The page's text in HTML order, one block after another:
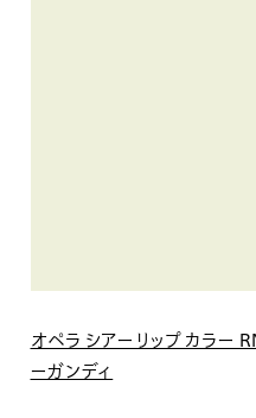
オペラ シアーリップ カラー
ーガンディ